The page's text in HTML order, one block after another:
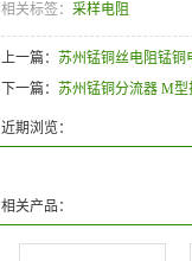
相关标签： 采样电阻
上一篇： 苏州锰铜丝电阻锰铜
下一篇： 苏州锰铜分流器 M
近期浏览：
相关产品：